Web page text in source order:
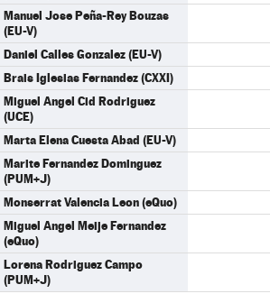
Manuel Jose Peña-Rey Bouzas
(EU-V)
Daniel Calles Gonzalez (EU-V)
Brais Iglesias Fernandez (CXXI)
Miguel Angel Cid Rodriguez
(UCE)
Marta Elena Cuesta Abad (EU-V)
Marite Fernandez Dominguez
(PUM+J)
Monserrat Valencia Leon (eQuo)
Miguel Angel Meije Fernandez
(eQuo)
Lorena Rodriguez Campo
(PUM+J)